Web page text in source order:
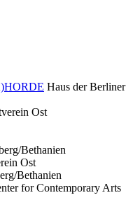
Haus der Berliner
Ost
Bethanien
Ost
Bethanien
for Contemporary Arts